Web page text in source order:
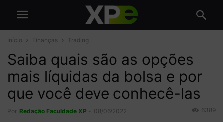
Início Finanças Trading
Saiba quais são as opções
mais líquidas da bolsa e por
que você deve conhecê-las
Por Redação Faculdade XP 08/06/2022 6389